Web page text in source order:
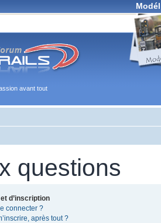
avant tout
questions
d’inscription
connecter ?
après tout ?